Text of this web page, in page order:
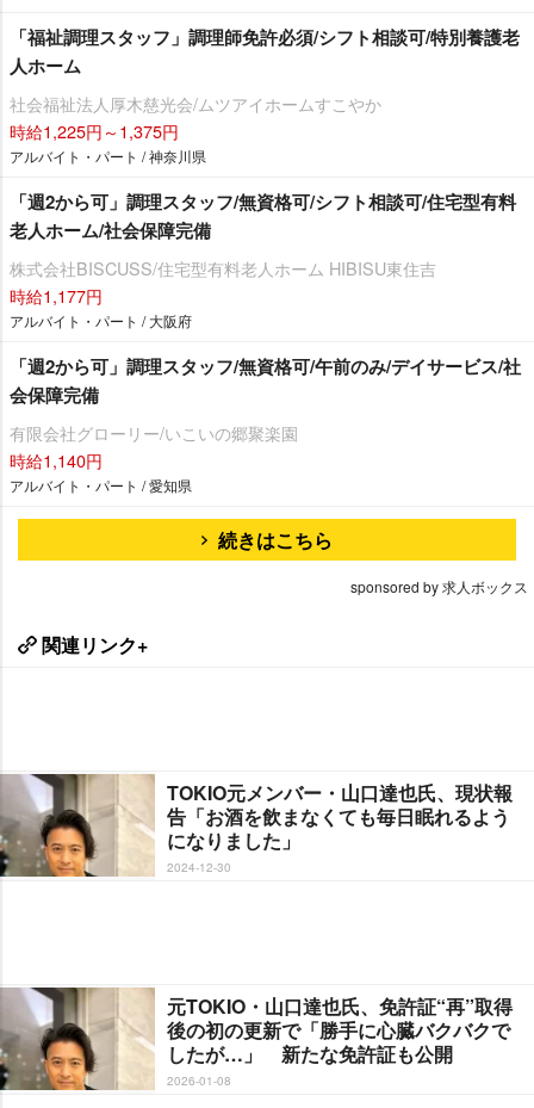
「福祉調理スタッフ」調理師免許必須/シフト相談可/特別養護老
人ホーム
社会福祉法人厚木慈光会/ムツアイホームすこやか
時給1,225円～1,375円
アルバイト・パート / 神奈川県
「週2から可」調理スタッフ/無資格可/シフト相談可/住宅型有料
老人ホーム/社会保障完備
株式会社BISCUSS/住宅型有料老人ホーム HIBISU東住吉
時給1,177円
アルバイト・パート / 大阪府
「週2から可」調理スタッフ/無資格可/午前のみ/デイサービス/社
会保障完備
有限会社グローリー/いこいの郷聚楽園
時給1,140円
アルバイト・パート / 愛知県
続きはこちら
sponsored by 求人ボックス
関連リンク+
TOKIO元メンバー・山口達也氏、現状報
告「お酒を飲まなくても毎日眠れるよう
になりました」
2024-12-30
元TOKIO・山口達也氏、免許証“再”取得
後の初の更新で「勝手に心臓バクバクで
したが…」 新たな免許証も公開
2026-01-08